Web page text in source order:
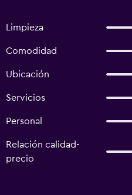
Limpieza
Comodidad
Ubicación
Servicios
Personal
Relación calidad-
precio